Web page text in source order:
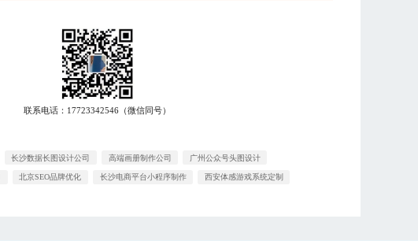
联系电话： 17723342546 （微信同号）
长沙数据长图设计公司 高端画册制作公司 广州公众号头图设计
北京SEO品牌优化 长沙电商平台小程序制作 西安体感游戏系统定制